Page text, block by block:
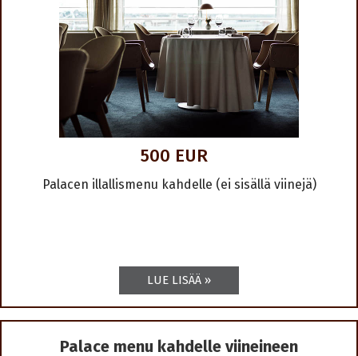
500 EUR
Palacen illallismenu kahdelle (ei sisällä viinejä)
Palace menu kahdelle viineineen